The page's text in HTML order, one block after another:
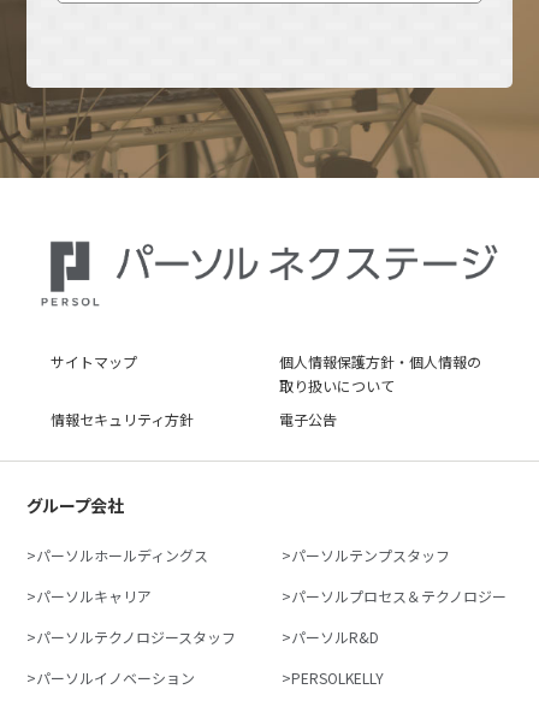
サイトマップ
個人情報保護方針・個人情報の
取り扱いについて
情報セキュリティ方針
電子公告
グループ会社
パーソルホールディングス
パーソルテンプスタッフ
パーソルキャリア
パーソルプロセス＆テクノロジー
パーソルテクノロジースタッフ
パーソルR&D
パーソルイノベーション
PERSOLKELLY